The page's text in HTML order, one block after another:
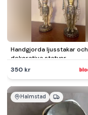
Handgjorda ljusstakar och
dekorativa statyer
350 kr
Halmstad